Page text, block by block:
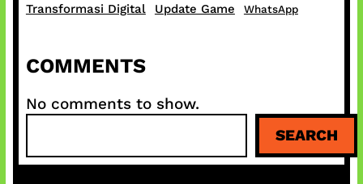
Transformasi Digital Update Game WhatsApp
COMMENTS
No comments to show.
a
SEARCH